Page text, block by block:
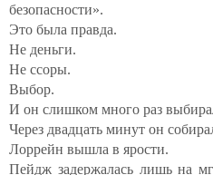
безопасности».
Это была правда.
Не деньги.
Не ссоры.
Выбор.
И он слишком много раз
Через двадцать минут он
Лоррейн вышла в ярости.
Пейдж задержалась лишь на